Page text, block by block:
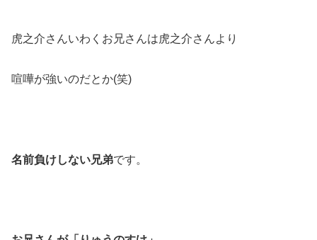
虎之介さんいわくお兄さんは虎之介さんより
喧嘩が強いのだとか(笑)
名前負けしない兄弟です。